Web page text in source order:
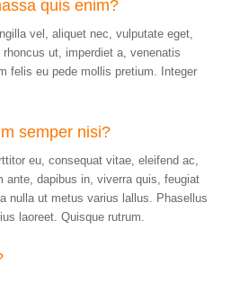
quis enim?
vel, aliquet nec, vulputate eget,
ut, imperdiet a, venenatis
felis eu pede mollis pretium. Integer
semper nisi?
eu, consequat vitae, eleifend ac,
ante, dapibus in, viverra quis, feugiat
nulla ut metus varius lallus. Phasellus
laoreet. Quisque rutrum.